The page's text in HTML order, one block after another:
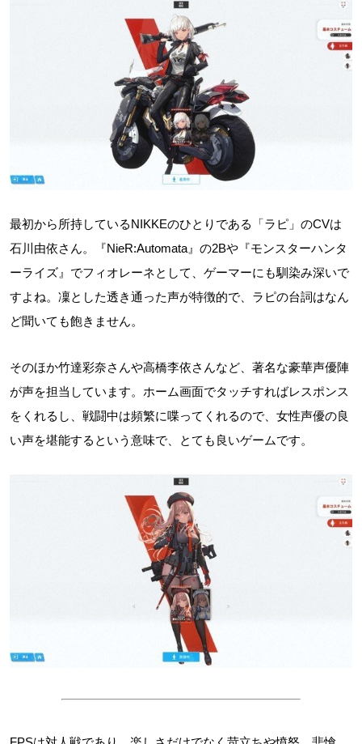
最初から所持しているNIKKEのひとりである「ラピ」のCVは
石川由依さん。『NieR:Automata』の2Bや『モンスターハンタ
ーライズ』でフィオレーネとして、ゲーマーにも馴染み深いで
すよね。凜とした透き通った声が特徴的で、ラピの台詞はなん
ど聞いても飽きません。
そのほか竹達彩奈さんや高橋李依さんなど、著名な豪華声優陣
が声を担当しています。ホーム画面でタッチすればレスポンス
をくれるし、戦闘中は頻繁に喋ってくれるので、女性声優の良
い声を堪能するという意味で、とても良いゲームです。